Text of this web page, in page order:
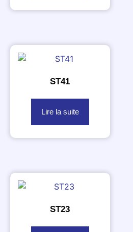
ST41
Lire la suite
ST23